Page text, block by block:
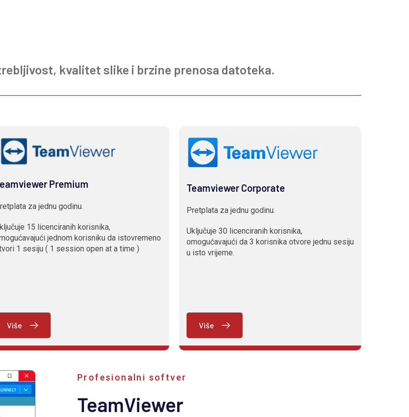
kvalitet slike i brzine prenosa datoteka.
Premium
za jednu godinu.
15 licenciranih korisnika,
jednom korisniku da istovremeno
1 sesiju ( 1 session open at a time )
Više
Teamviewer Corporate
Pretplata za jednu godinu.
Uključuje 30 licenciranih korisnika,
omogućavajući da 3 korisnika otvore jednu sesiju
u isto vrijeme.
Više
Profesionalni softver
TeamViewer